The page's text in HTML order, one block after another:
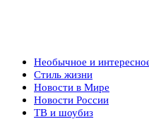
Необычное и
Стиль жизни
Новости в Мире
Новости России
ТВ и шоубиз